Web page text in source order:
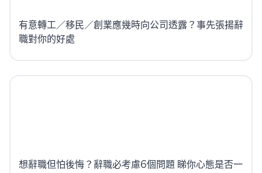
有意轉工／移民／創業應幾時向公司透露？事先張揚辭
職對你的好處
想辭職但怕後悔？辭職必考慮6個問題 睇你心態是否一